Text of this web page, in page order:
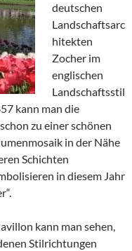
deutschen
Landschaftsarc
hitekten
Zocher im
englischen
Landschaftsstil
kann man die
zu einer schönen
in der Nähe
Schichten
in diesem Jahr
kann man sehen,
Stilrichtungen